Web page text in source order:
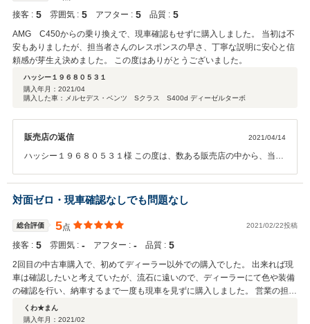
案させていただきたいと思っております。 今後とも宜しくお願い致し
ます。
接客 : 5 雰囲気 : 5 アフター : 5 品質 : 5
AMG C450からの乗り換えで、現車確認もせずに購入しました。 当初は不
安もありましたが、担当者さんのレスポンスの早さ、丁寧な説明に安心と信
頼感が芽生え決めました。 この度はありがとうございました。
ハッシー１９６８０５３１
購入年月： 2021/04
購入した車：メルセデス・ベンツ Sクラス S400d ディーゼルターボ
販売店の返信 2021/04/14
ハッシー１９６８０５３１様 この度は、数ある販売店の中から、当店
あり、現車確認頂かずして、即断即決頂きまして、大変感謝しており
ます。 更に大変喜ばしいクチコミを頂き、営業冥利につきます。 ご納
車の際も、遠いところをご足労頂きまして、ありがとうございまし
た。 今後のアフターメンテナンスに関しましても、お手伝いさせて頂
ければと思いますので、 これからも、何卒宜しくお願い致します。 ハ
ッシー１９６８０５３１様が、これからのカーライフが素敵なものに
なります様、お祈りしております。
対面ゼロ・現車確認なしでも問題なし
総合評価 5点 2021/02/22投稿
接客 : 5 雰囲気 : ‐ アフター : ‐ 品質 : 5
2回目の中古車購入で、初めてディーラー以外での購入でした。 出来れば現
車は確認したいと考えていたが、流石に遠いので、ディーラーにて色や装備
の確認を行い、納車するまで一度も現車を見ずに購入しました。 営業の担当
の方も、ほぼメールとSMSでの連絡のみ、下取り査定のため、系列の千葉店
に伺いました、連携もスムーズで、サイトで車を見てから約1.5ヶ月で納車
くわ★まん
購入年月： 2021/02